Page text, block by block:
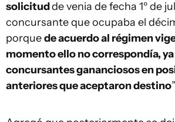
solicitudde venia de fecha 1º de
concursante que ocupaba el
porquede acuerdo al régimen
momento ello no correspondía,
concursantes gananciosos en
anteriores que aceptaron destino